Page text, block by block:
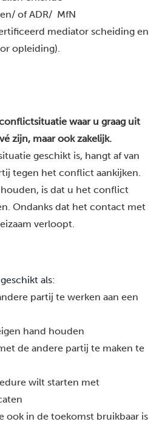
en/ of ADR/ MfN
mediator scheiding en
opleiding).
waar u graag uit
zijn, maar ook zakelijk.
geschikt is, hangt af van
tegen het conflict aankijken.
is dat u het conflict
Ondanks dat het contact met
verloopt.
als:
partij te werken aan een
hand houden
de andere partij te maken te
wilt starten met
ook in de toekomst bruikbaar is